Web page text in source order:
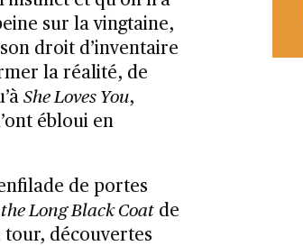
sur la vingtaine,
droit d’inventaire
la réalité, de
She Loves You,
ébloui en
de portes
Long Black Coatde
tour, découvertes